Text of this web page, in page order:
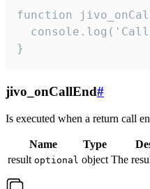
function
}
jivo_onCallEnd#
Is executed when a return call
Name Type
result optional object The